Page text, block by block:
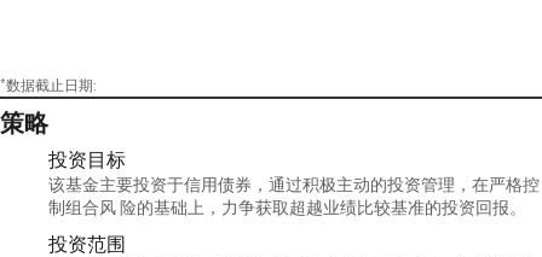
*数据截止日期:
策略
投资目标
该基金主要投资于信用债券，通过积极主动的投资管理，在严格控
制组合风 险的基础上，力争获取超越业绩比较基准的投资回报。
投资范围